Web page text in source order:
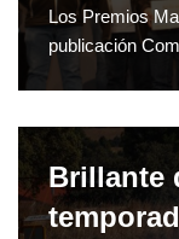
Los Premios
publicación
Brillante